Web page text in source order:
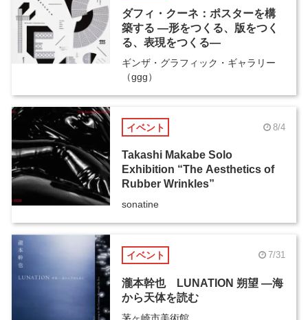
ダフィ・クーネ：ポスターを構
築する ―形をつくる、版をつく
る、表現をつくる―
ギンザ・グラフィック・ギャラリー
（ggg）
イベント 8/4
Takashi Makabe Solo
Exhibition “The Aesthetics of
Rubber Wrinkles”
sonatine
イベント 7/31
瀧本幹也 LUNATION 朔望 ―海
から天体を読む
茅ヶ崎市美術館